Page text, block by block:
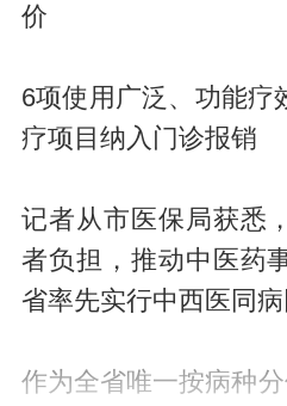
价
6项使用广泛、功能疗
疗项目纳入门诊报销
记者从市医保局获悉
者负担，推动中医药
省率先实行中西医同病
作为全省唯一按病种